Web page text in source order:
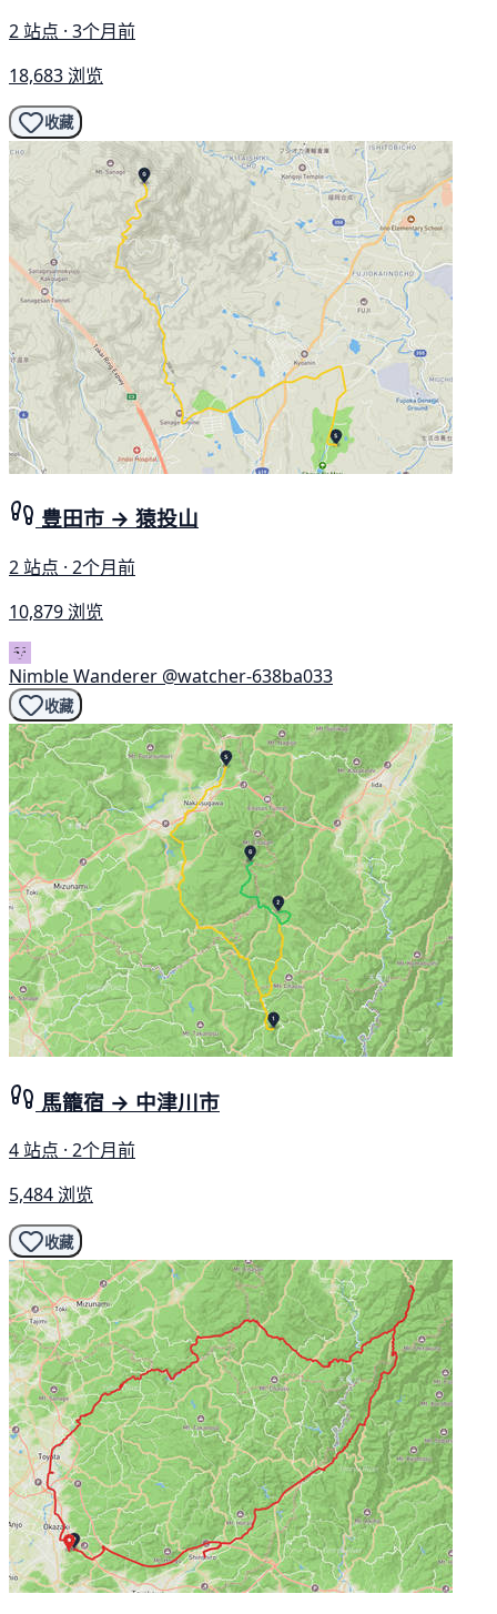
2 站点 · 3个月前
18,683 浏览
收藏
豊田市 → 猿投山
2 站点 · 2个月前
10,879 浏览
Nimble Wanderer @watcher-638ba033
收藏
馬籠宿 → 中津川市
4 站点 · 2个月前
5,484 浏览
收藏